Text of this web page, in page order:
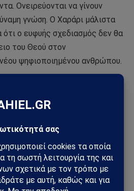
Ονειρεύονται να γίνουν
γνώση. Ο Χαράρι μάλιστα
ο ευφυής σχεδιασμός δεν θα
του Θεού στον
ψηφιοποιημένου ανθρώπου.
της «ψηφιακής
να γίνει το defacto σύστημα
αυτό όχι επειδή φοβάται τη
αυτή ήταν πάντα η πρόθεση
ότι δεν μπορεί να
που έχουν το μονοπώλιο